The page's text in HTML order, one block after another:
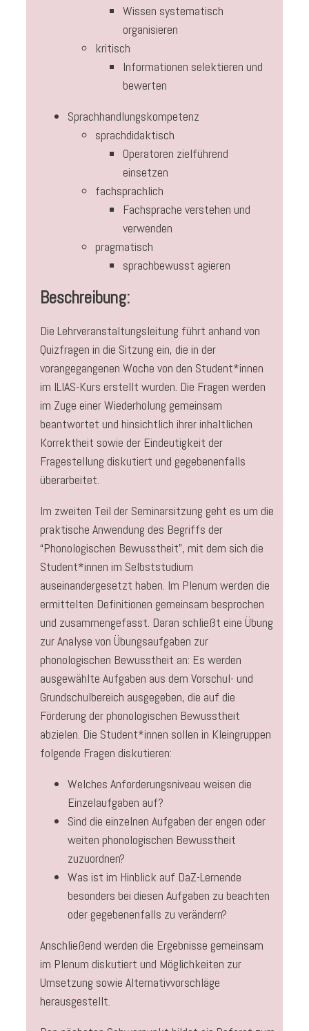
Wissen systematisch
organisieren
kritisch
Informationen selektieren und
bewerten
Sprachhandlungskompetenz
sprachdidaktisch
Operatoren zielführend
einsetzen
fachsprachlich
Fachsprache verstehen und
verwenden
pragmatisch
sprachbewusst agieren
Beschreibung:
Die Lehrveranstaltungsleitung führt anhand von
Quizfragen in die Sitzung ein, die in der
vorangegangenen Woche von den Student*innen
im ILIAS-Kurs erstellt wurden. Die Fragen werden
im Zuge einer Wiederholung gemeinsam
beantwortet und hinsichtlich ihrer inhaltlichen
Korrektheit sowie der Eindeutigkeit der
Fragestellung diskutiert und gegebenenfalls
überarbeitet.
Im zweiten Teil der Seminarsitzung geht es um die
praktische Anwendung des Begriffs der
“Phonologischen Bewusstheit”, mit dem sich die
Student*innen im Selbststudium
auseinandergesetzt haben. Im Plenum werden die
ermittelten Definitionen gemeinsam besprochen
und zusammengefasst. Daran schließt eine Übung
zur Analyse von Übungsaufgaben zur
phonologischen Bewusstheit an: Es werden
ausgewählte Aufgaben aus dem Vorschul- und
Grundschulbereich ausgegeben, die auf die
Förderung der phonologischen Bewusstheit
abzielen. Die Student*innen sollen in Kleingruppen
folgende Fragen diskutieren:
Welches Anforderungsniveau weisen die
Einzelaufgaben auf?
Sind die einzelnen Aufgaben der engen oder
weiten phonologischen Bewusstheit
zuzuordnen?
Was ist im Hinblick auf DaZ-Lernende
besonders bei diesen Aufgaben zu beachten
oder gegebenenfalls zu verändern?
Anschließend werden die Ergebnisse gemeinsam
im Plenum diskutiert und Möglichkeiten zur
Umsetzung sowie Alternativvorschläge
herausgestellt.